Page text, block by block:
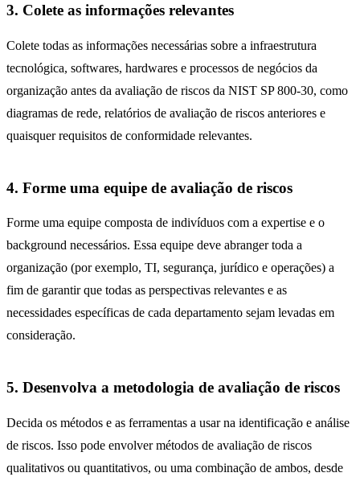
3. Colete as informações relevantes
Colete todas as informações necessárias sobre a infraestrutura
tecnológica, softwares, hardwares e processos de negócios da
organização antes da avaliação de riscos da NIST SP 800-30, como
diagramas de rede, relatórios de avaliação de riscos anteriores e
quaisquer requisitos de conformidade relevantes.
4. Forme uma equipe de avaliação de riscos
Forme uma equipe composta de indivíduos com a expertise e o
background necessários. Essa equipe deve abranger toda a
organização (por exemplo, TI, segurança, jurídico e operações) a
fim de garantir que todas as perspectivas relevantes e as
necessidades específicas de cada departamento sejam levadas em
consideração.
5. Desenvolva a metodologia de avaliação de riscos
Decida os métodos e as ferramentas a usar na identificação e análise
de riscos. Isso pode envolver métodos de avaliação de riscos
qualitativos ou quantitativos, ou uma combinação de ambos, desde